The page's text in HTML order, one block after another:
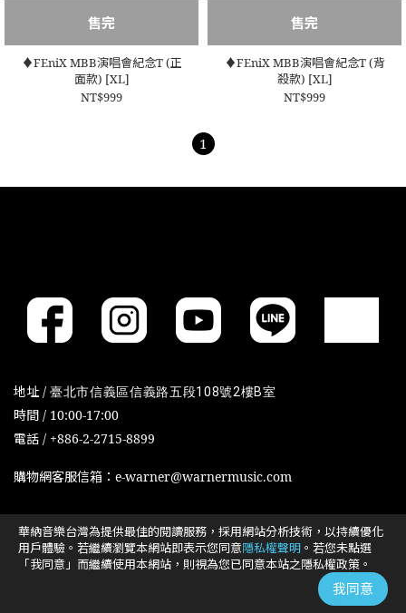
售完
♦️FEniX MBB演唱會紀念T (正
面款) [XL]
NT$999
售完
♦️FEniX MBB演唱會紀念T (背
殺款) [XL]
NT$999
1
地址 / 臺北市信義區信義路五段108號2樓B室
時間 / 10:00-17:00
電話 / +886-2-2715-8899
購物網客服信箱：e-warner@warnermusic.com
Cookies政策 Cookies设置
華納音樂台灣為提供最佳的閱讀服務，採用網站分析技術，以持續優化
用戶體驗。若繼續瀏覽本網站即表示您同意隱私權聲明 。若您未點選
「我同意」而繼續使用本網站，則視為您已同意本站之隱私權政策。
我同意